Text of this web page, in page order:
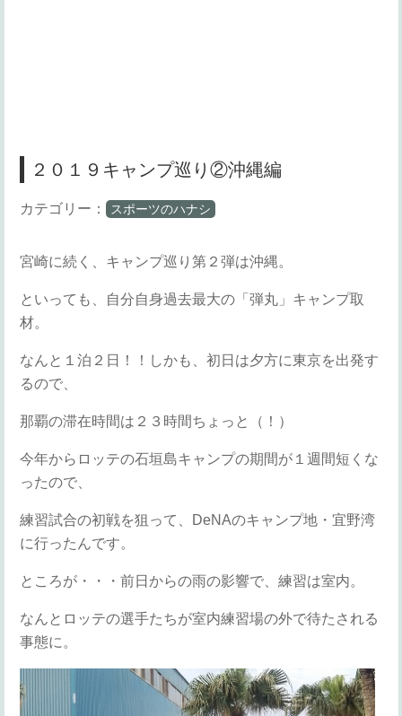
２０１９キャンプ巡り②沖縄編
カテゴリー： スポーツのハナシ
宮崎に続く、キャンプ巡り第２弾は沖縄。
といっても、自分自身過去最大の「弾丸」キャンプ取
材。
なんと１泊２日！！しかも、初日は夕方に東京を出発す
るので、
那覇の滞在時間は２３時間ちょっと（！）
今年からロッテの石垣島キャンプの期間が１週間短くな
ったので、
練習試合の初戦を狙って、DeNAのキャンプ地・宜野湾
に行ったんです。
ところが・・・前日からの雨の影響で、練習は室内。
なんとロッテの選手たちが室内練習場の外で待たされる
事態に。